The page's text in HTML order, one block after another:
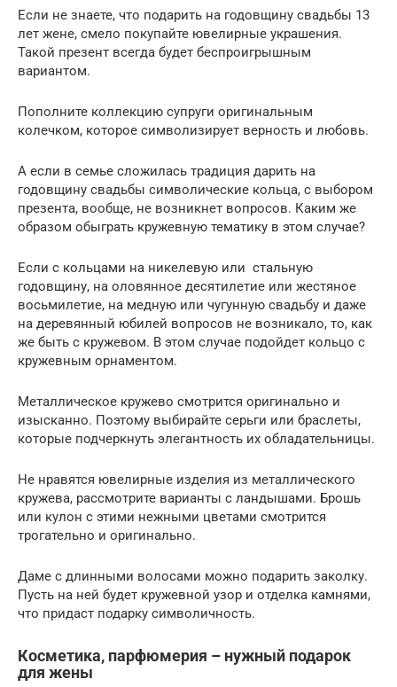
Если не знаете, что подарить на годовщину свадьбы 13
лет жене, смело покупайте ювелирные украшения.
Такой презент всегда будет беспроигрышным
вариантом.
Пополните коллекцию супруги оригинальным
колечком, которое символизирует верность и любовь.
А если в семье сложилась традиция дарить на
годовщину свадьбы символические кольца, с выбором
презента, вообще, не возникнет вопросов. Каким же
образом обыграть кружевную тематику в этом случае?
Если с кольцами на никелевую или стальную
годовщину, на оловянное десятилетие или жестяное
восьмилетие, на медную или чугунную свадьбу и даже
на деревянный юбилей вопросов не возникало, то, как
же быть с кружевом. В этом случае подойдет кольцо с
кружевным орнаментом.
Металлическое кружево смотрится оригинально и
изысканно. Поэтому выбирайте серьги или браслеты,
которые подчеркнуть элегантность их обладательницы.
Не нравятся ювелирные изделия из металлического
кружева, рассмотрите варианты с ландышами. Брошь
или кулон с этими нежными цветами смотрится
трогательно и оригинально.
Даме с длинными волосами можно подарить заколку.
Пусть на ней будет кружевной узор и отделка камнями,
что придаст подарку символичность.
Косметика, парфюмерия – нужный подарок
для жены